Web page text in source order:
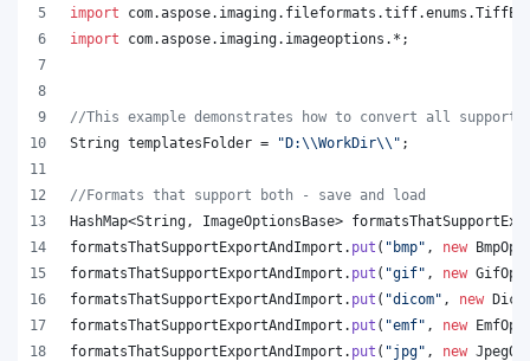
import
com.aspose. imaging. fileformats .tiff.enums .
import
com.aspose. imaging. imageoptions .*;
//This example demonstrates how to convert all
String templatesFolder = "D:\\WorkDir\\ " ;
//Formats that support both - save and load
HashMap<String , ImageOptionsBase>
formatsThatSupportExportAndImport . put ( "bmp" , new
formatsThatSupportExportAndImport . put ( "gif" , new
formatsThatSupportExportAndImport . put ( "dicom" , new
formatsThatSupportExportAndImport . put ( "emf" , new
formatsThatSupportExportAndImport . put ( "jpg" , new